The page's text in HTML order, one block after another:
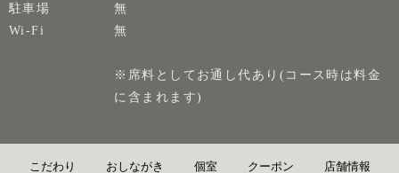
駐車場
無
Wi-Fi
無
※席料としてお通し代あり(コース時は料金
に含まれます)
こだわり おしながき 個室 クーポン 店舗情報